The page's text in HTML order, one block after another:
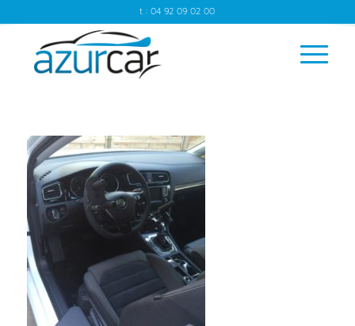
t : 04 92 09 02 00